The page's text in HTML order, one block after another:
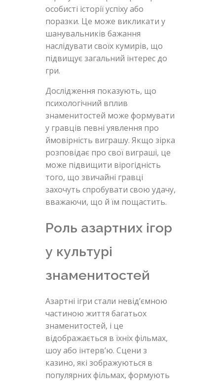
особисті історії успіху або
поразки. Це може викликати у
шанувальників бажання
наслідувати своїх кумирів, що
підвищує загальний інтерес до
гри.
Дослідження показують, що
психологічний вплив
знаменитостей може формувати
у гравців певні уявлення про
ймовірність виграшу. Якщо зірка
розповідає про свої виграші, це
може підвищити вірогідність
того, що звичайні гравці
захочуть спробувати свою удачу,
вважаючи, що й їм пощастить.
Роль азартних ігор
у культурі
знаменитостей
Азартні ігри стали невід’ємною
частиною життя багатьох
знаменитостей, і це
відображається в їхніх фільмах,
шоу або інтерв’ю. Сцени з
казино, які зображуються в
популярних фільмах, формують